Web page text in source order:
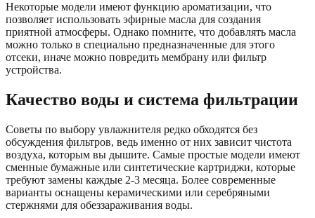
Некоторые модели имеют функцию ароматизации, что
позволяет использовать эфирные масла для создания
приятной атмосферы. Однако помните, что добавлять масла
можно только в специально предназначенные для этого
отсеки, иначе можно повредить мембрану или фильтр
устройства.
Качество воды и система фильтрации
Советы по выбору увлажнителя редко обходятся без
обсуждения фильтров, ведь именно от них зависит чистота
воздуха, которым вы дышите. Самые простые модели имеют
сменные бумажные или синтетические картриджи, которые
требуют замены каждые 2-3 месяца. Более современные
варианты оснащены керамическими или серебряными
стержнями для обеззараживания воды.